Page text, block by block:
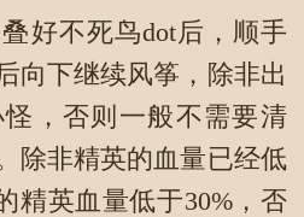
好不死鸟dot后，顺手
向下继续风筝，除非出
，否则一般不需要清
除非精英的血量已经低
精英血量低于30%，否